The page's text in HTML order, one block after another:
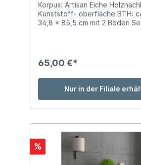
Korpus: Artisan Eiche
Kunststoff- oberfläche BTH:
34,8 x 85,5 cm mit 2 Böden
65,00 €*
Nur in der Filiale
%